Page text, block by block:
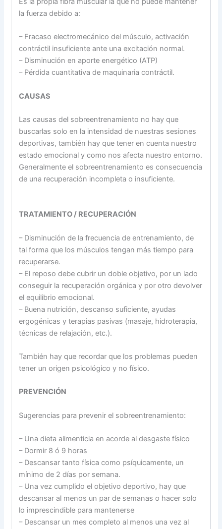
la fuerza debido a:
– Fracaso electromecánico del músculo, activación
contráctil insuficiente ante una excitación normal.
– Disminución en aporte energético (ATP)
– Pérdida cuantitativa de maquinaria contráctil.
CAUSAS
Las causas del sobreentrenamiento no hay que
buscarlas solo en la intensidad de nuestras sesiones
deportivas, también hay que tener en cuenta nuestro
estado emocional y como nos afecta nuestro entorno.
Generalmente el sobreentrenamiento es consecuencia
de una recuperación incompleta o insuficiente.
TRATAMIENTO / RECUPERACIÓN
– Disminución de la frecuencia de entrenamiento, de
tal forma que los músculos tengan más tiempo para
recuperarse.
– El reposo debe cubrir un doble objetivo, por un lado
conseguir la recuperación orgánica y por otro devolver
el equilibrio emocional.
– Buena nutrición, descanso suficiente, ayudas
ergogénicas y terapias pasivas (masaje, hidroterapia,
técnicas de relajación, etc.).
También hay que recordar que los problemas pueden
tener un origen psicológico y no físico.
PREVENCIÓN
Sugerencias para prevenir el sobreentrenamiento:
– Una dieta alimenticia en acorde al desgaste físico
– Dormir 8 ó 9 horas
– Descansar tanto física como psíquicamente, un
mínimo de 2 días por semana.
– Una vez cumplido el objetivo deportivo, hay que
descansar al menos un par de semanas o hacer solo
lo imprescindible para mantenerse
– Descansar un mes completo al menos una vez al